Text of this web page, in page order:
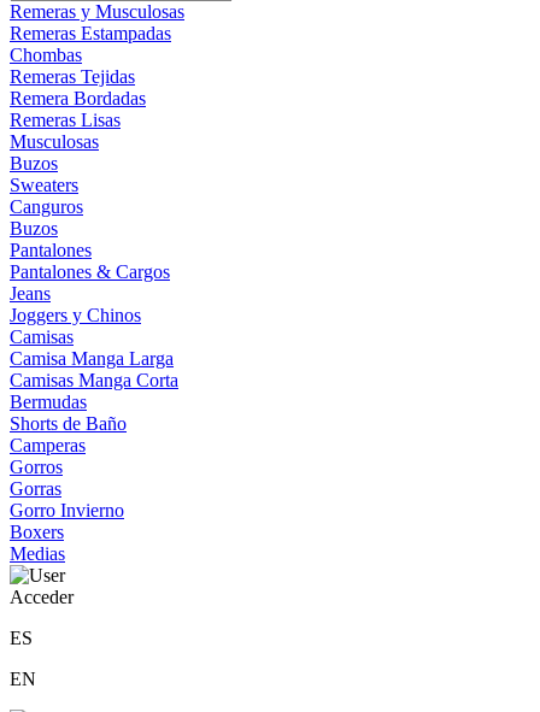
Remeras y Musculosas
Remeras Estampadas
Chombas
Remeras Tejidas
Remera Bordadas
Remeras Lisas
Musculosas
Buzos
Sweaters
Canguros
Buzos
Pantalones
Pantalones & Cargos
Jeans
Joggers y Chinos
Camisas
Camisa Manga Larga
Camisas Manga Corta
Bermudas
Shorts de Baño
Camperas
Gorros
Gorras
Gorro Invierno
Boxers
Medias
Acceder
ES
EN